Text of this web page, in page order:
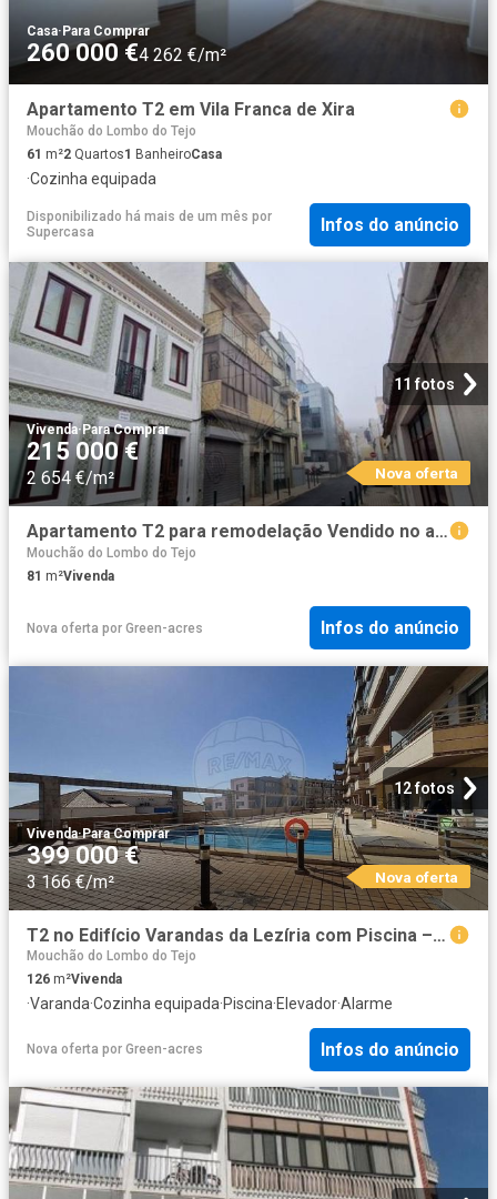
Casa· Para Comprar
260 000 €4 262 €/m²
Apartamento T2 em Vila Franca de Xira
Mouchão do Lombo do Tejo
61 m²2 Quartos1 BanheiroCasa
·Cozinha equipada
Disponibilizado há mais de um mês por
Supercasa
Infos do anúncio
11 fotos
Vivenda·Para Comprar
215 000 €
2 654 €/m² Nova oferta
Apartamento T2 para remodelação Vendido no atual estado de. 81m² Vila Franca De Xira
Mouchão do Lombo do Tejo
81 m²Vivenda
Nova oferta por Green-acres Infos do anúncio
12 fotos
Vivenda·Para Comprar
399 000 €
3 166 €/m² Nova oferta
T2 no Edifício Varandas da Lezíria com Piscina – No Centro d. 126m² Vila Franca De Xira
Mouchão do Lombo do Tejo
126 m²Vivenda
·Varanda·Cozinha equipada·Piscina·Elevador·Alarme
Nova oferta por Green-acres Infos do anúncio